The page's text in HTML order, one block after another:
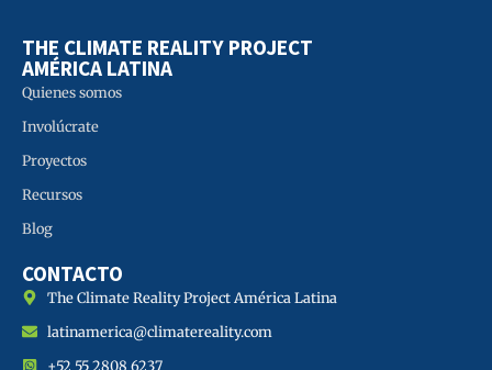
THE CLIMATE REALITY PROJECT
AMÉRICA LATINA
Quienes somos
Involúcrate
Proyectos
Recursos
Blog
CONTACTO
The Climate Reality Project América Latina
latinamerica@climatereality.com
+52 55 2808 6237